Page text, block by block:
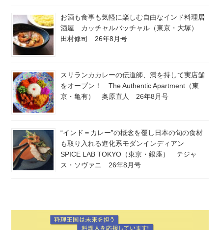
お酒も食事も気軽に楽しむ自由なインド料理居
酒屋 カッチャルバッチャル（東京・大塚）
田村修司 26年8月号
スリランカカレーの伝道師、満を持して実店舗
をオープン！ The Authentic Apartment（東
京・亀有） 奥原直人 26年8月号
“インド＝カレー”の概念を覆し日本の旬の食材
も取り入れる進化系モダンインディアン
SPICE LAB TOKYO（東京・銀座） テジャ
ス・ソヴァニ 26年8月号